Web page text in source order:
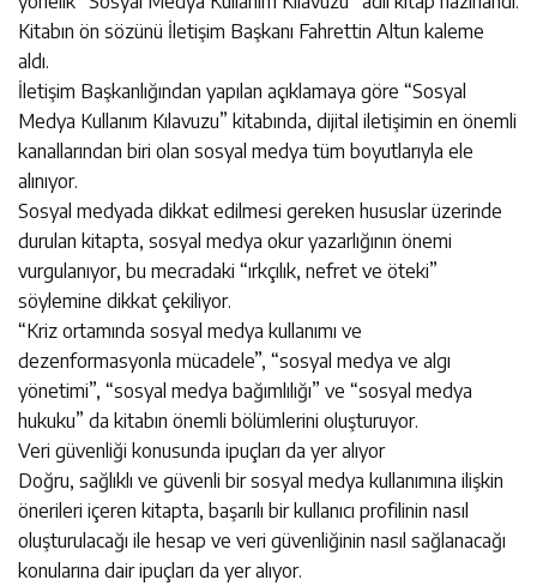
Kitabın ön sözünü İletişim Başkanı Fahrettin Altun kaleme
aldı.
İletişim Başkanlığından yapılan açıklamaya göre “Sosyal
Medya Kullanım Kılavuzu” kitabında, dijital iletişimin en önemli
kanallarından biri olan sosyal medya tüm boyutlarıyla ele
alınıyor.
Sosyal medyada dikkat edilmesi gereken hususlar üzerinde
durulan kitapta, sosyal medya okur yazarlığının önemi
vurgulanıyor, bu mecradaki “ırkçılık, nefret ve öteki”
söylemine dikkat çekiliyor.
“Kriz ortamında sosyal medya kullanımı ve
dezenformasyonla mücadele”, “sosyal medya ve algı
yönetimi”, “sosyal medya bağımlılığı” ve “sosyal medya
hukuku” da kitabın önemli bölümlerini oluşturuyor.
Veri güvenliği konusunda ipuçları da yer alıyor
Doğru, sağlıklı ve güvenli bir sosyal medya kullanımına ilişkin
önerileri içeren kitapta, başarılı bir kullanıcı profilinin nasıl
oluşturulacağı ile hesap ve veri güvenliğinin nasıl sağlanacağı
konularına dair ipuçları da yer alıyor.